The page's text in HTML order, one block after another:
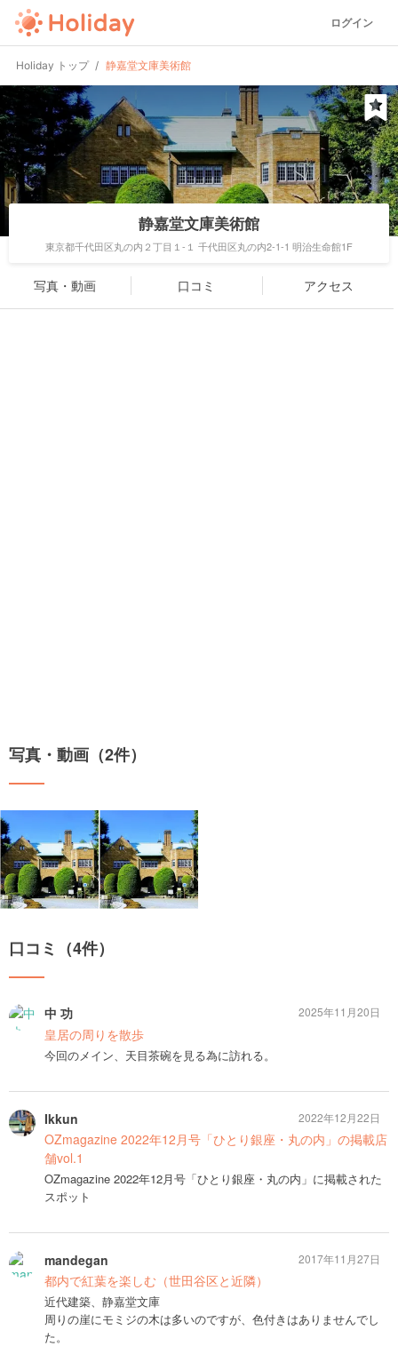
ログイン
Holiday トップ 静嘉堂文庫美術館
静嘉堂文庫美術館
東京都千代田区丸の内２丁目１-１ 千代田区丸の内2-1-1 明治生命館1F
写真・動画 口コミ アクセス
写真・動画（2件）
口コミ（4件）
中 功
皇居の周りを散歩
今回のメイン、天目茶碗を見る為に訪れる。
2025年11月20日
Ikkun
OZmagazine 2022年12月号「ひとり銀座・丸の内」の掲載店
舗vol.1
OZmagazine 2022年12月号「ひとり銀座・丸の内」に掲載された
スポット
2022年12月22日
mandegan
都内で紅葉を楽しむ（世田谷区と近隣）
近代建築、静嘉堂文庫
周りの崖にモミジの木は多いのですが、色付きはありませんでし
た。
2017年11月27日